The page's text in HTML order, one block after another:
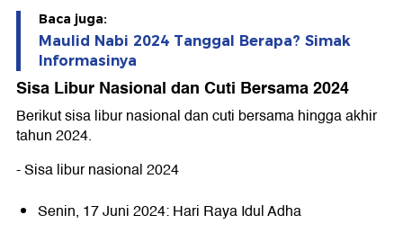
Baca juga:
Maulid Nabi 2024 Tanggal Berapa? Simak
Informasinya
Sisa Libur Nasional dan Cuti Bersama 2024
Berikut sisa libur nasional dan cuti bersama hingga akhir
tahun 2024.
- Sisa libur nasional 2024
Senin, 17 Juni 2024: Hari Raya Idul Adha